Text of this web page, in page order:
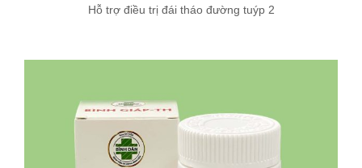
Hỗ trợ điều trị đái tháo đường tuýp 2